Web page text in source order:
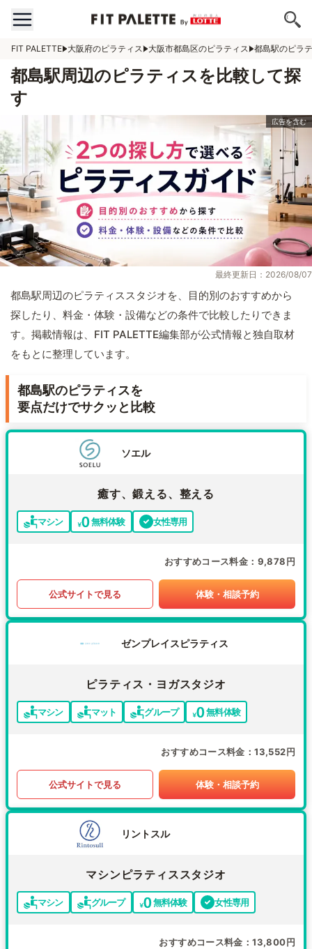
FIT PALETTE 大阪府のピラティス 大阪市都島区のピラティス 都島駅のピラ
都島駅周辺のピラティスを比較して探
す
最終更新日：2026/08/07
都島駅周辺のピラティススタジオを、目的別のおすすめから
探したり、料金・体験・設備などの条件で比較したりできま
す。掲載情報は、FIT PALETTE編集部が公式情報と独自取材
をもとに整理しています。
都島駅のピラティスを
要点だけでサクッと比較
ソエル
癒す、鍛える、整える
マシン 無料体験 女性専用
おすすめコース料金 9,878円
公式サイトで見る 体験・相談予約
ゼンプレイスピラティス
ピラティス・ヨガスタジオ
マシン マット グループ 無料体験
おすすめコース料金 13,552円
公式サイトで見る 体験・相談予約
リントスル
マシンピラティススタジオ
マシン グループ 無料体験 女性専用
おすすめコース料金 13,800円